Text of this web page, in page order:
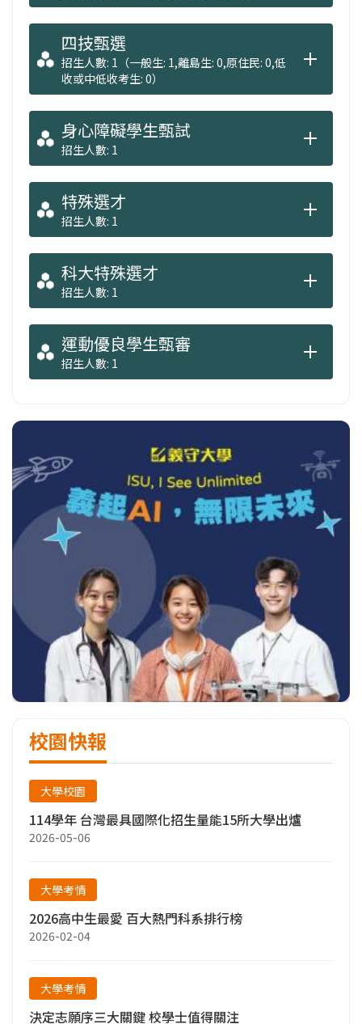
四技甄選
招生人數: 1（一般生: 1,離島生: 0,原住民: 0,低
收或中低收考生: 0）
身心障礙學生甄試
招生人數: 1
特殊選才
招生人數: 1
科大特殊選才
招生人數: 1
運動優良學生甄審
招生人數: 1
校園快報
大學校園
114學年 台灣最具國際化招生量能15所大學出爐
2026-05-06
大學考情
2026高中生最愛 百大熱門科系排行榜
2026-02-04
大學考情
決定志願序三大關鍵 校學士值得關注